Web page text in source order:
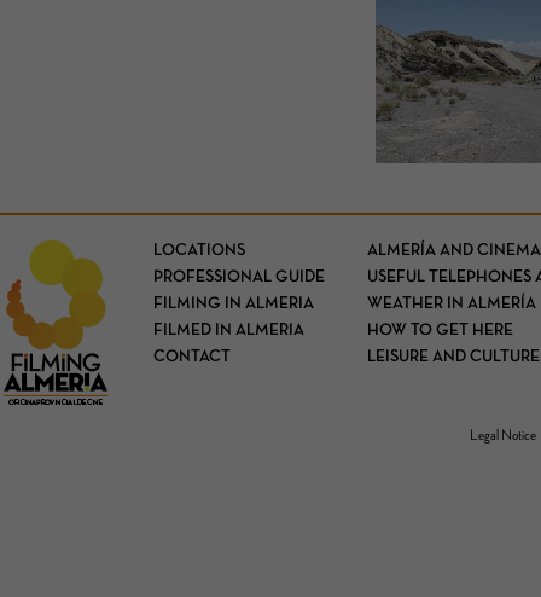
LOCATIONS
PROFESSIONAL GUIDE
FILMING IN ALMERIA
FILMED IN ALMERIA
CONTACT
ALMERÍA AND CINEMA
USEFUL TELEPHONES
WEATHER IN ALMERÍA
HOW TO GET HERE
LEISURE AND CULTURE
Legal Notice